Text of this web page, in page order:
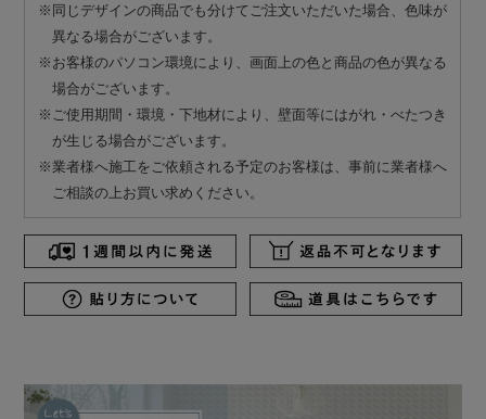
※同じデザインの商品でも分けてご注文いただいた場合、色味が
異なる場合がございます。
※お客様のパソコン環境により、画面上の色と商品の色が異なる
場合がございます。
※ご使用期間・環境・下地材により、壁面等にはがれ・べたつき
が生じる場合がございます。
※業者様へ施工をご依頼される予定のお客様は、事前に業者様へ
ご相談の上お買い求めください。